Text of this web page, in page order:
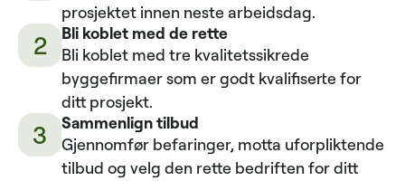
prosjektet innen neste arbeidsdag.
2
Bli koblet med de rette
Bli koblet med tre kvalitetssikrede
byggefirmaer som er godt kvalifiserte for
ditt prosjekt.
3
Sammenlign tilbud
Gjennomfør befaringer, motta uforpliktende
tilbud og velg den rette bedriften for ditt